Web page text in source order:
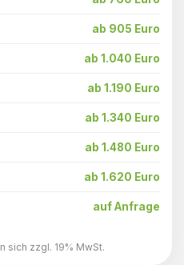
ab 905 Euro
ab 1.040 Euro
ab 1.190 Euro
ab 1.340 Euro
ab 1.480 Euro
ab 1.620 Euro
auf Anfrage
sich zzgl. 19% MwSt.